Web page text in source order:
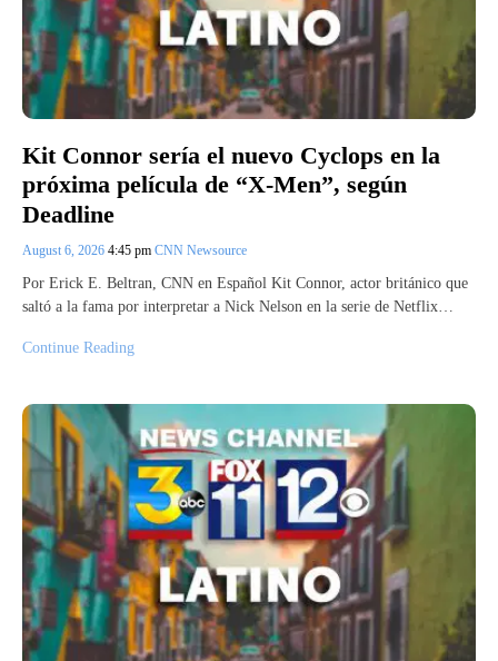
Kit Connor sería el nuevo Cyclops en la
próxima película de “X-Men”, según
Deadline
August 6, 2026 4:45 pm CNN Newsource
Por Erick E. Beltran, CNN en Español Kit Connor, actor británico que
saltó a la fama por interpretar a Nick Nelson en la serie de Netflix…
Continue Reading